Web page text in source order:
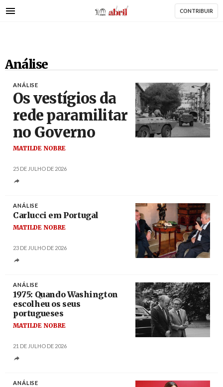
para
AbrilAbril CONTRIBUIR
Análise
ANÁLISE
Os vestígios da
rede paramilitar
no Governo
MATILDE NOBRE
25 DE JULHO DE 2026
ANÁLISE
Carlucci em Portugal
MATILDE NOBRE
23 DE JULHO DE 2026
ANÁLISE
1975: Quando Washington
escolheu os seus
portugueses
MATILDE NOBRE
21 DE JULHO DE 2026
ANÁLISE